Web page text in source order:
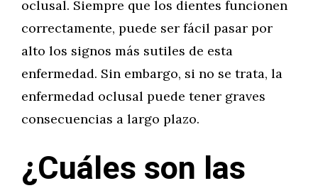
oclusal. Siempre que los dientes funcionen
correctamente, puede ser fácil pasar por
alto los signos más sutiles de esta
enfermedad. Sin embargo, si no se trata, la
enfermedad oclusal puede tener graves
consecuencias a largo plazo.
¿Cuáles son las